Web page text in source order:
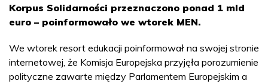
Korpus Solidarności przeznaczono ponad 1 mld
euro – poinformowało we wtorek MEN.
We wtorek resort edukacji poinformował na swojej stronie
internetowej, że Komisja Europejska przyjęła porozumienie
polityczne zawarte między Parlamentem Europejskim a